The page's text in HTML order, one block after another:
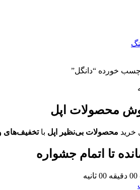
خورده “دانگل”
محصولات اپل
خرید محصولات بی‌نظیر اپل باتخفیف‌های
تا اتمام جشواره
00 دقیقه 00 ثانیه